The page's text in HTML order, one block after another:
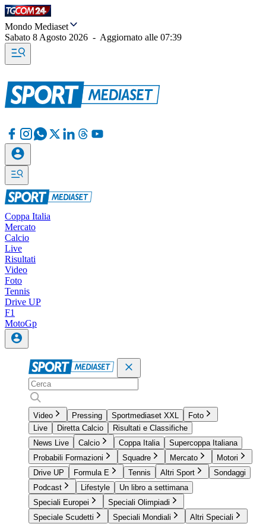
Mondo Mediaset
Sabato 8 Agosto 2026 - Aggiornato alle 07:39
Coppa Italia
Mercato
Calcio
Live
Risultati
Video
Foto
Tennis
Drive UP
F1
MotoGp
Video Pressing Sportmediaset XXL
Foto
Live
Diretta Calcio
Risultati e Classifiche
News Live
Calcio Coppa Italia
Supercoppa Italiana
Probabili Formazioni
Squadre Mercato
Motori
Drive UP
Formula E Tennis Altri Sport
Sondaggi
Podcast
Lifestyle
Un libro a settimana
Speciali Europei
Speciali Olimpiadi
Speciale Scudetti
Speciali Mondiali Altri Speciali